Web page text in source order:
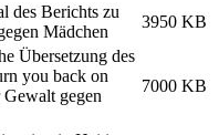
des Berichts zu
Mädchen
3950 KB
Übersetzung des
you back on
gegen
7000 KB